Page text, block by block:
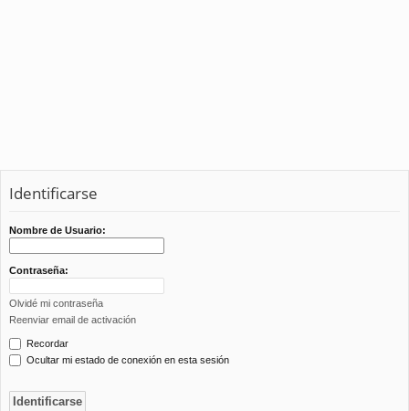
Identificarse
Nombre de Usuario:
Contraseña:
Olvidé mi contraseña
Reenviar email de activación
Recordar
Ocultar mi estado de conexión en esta sesión